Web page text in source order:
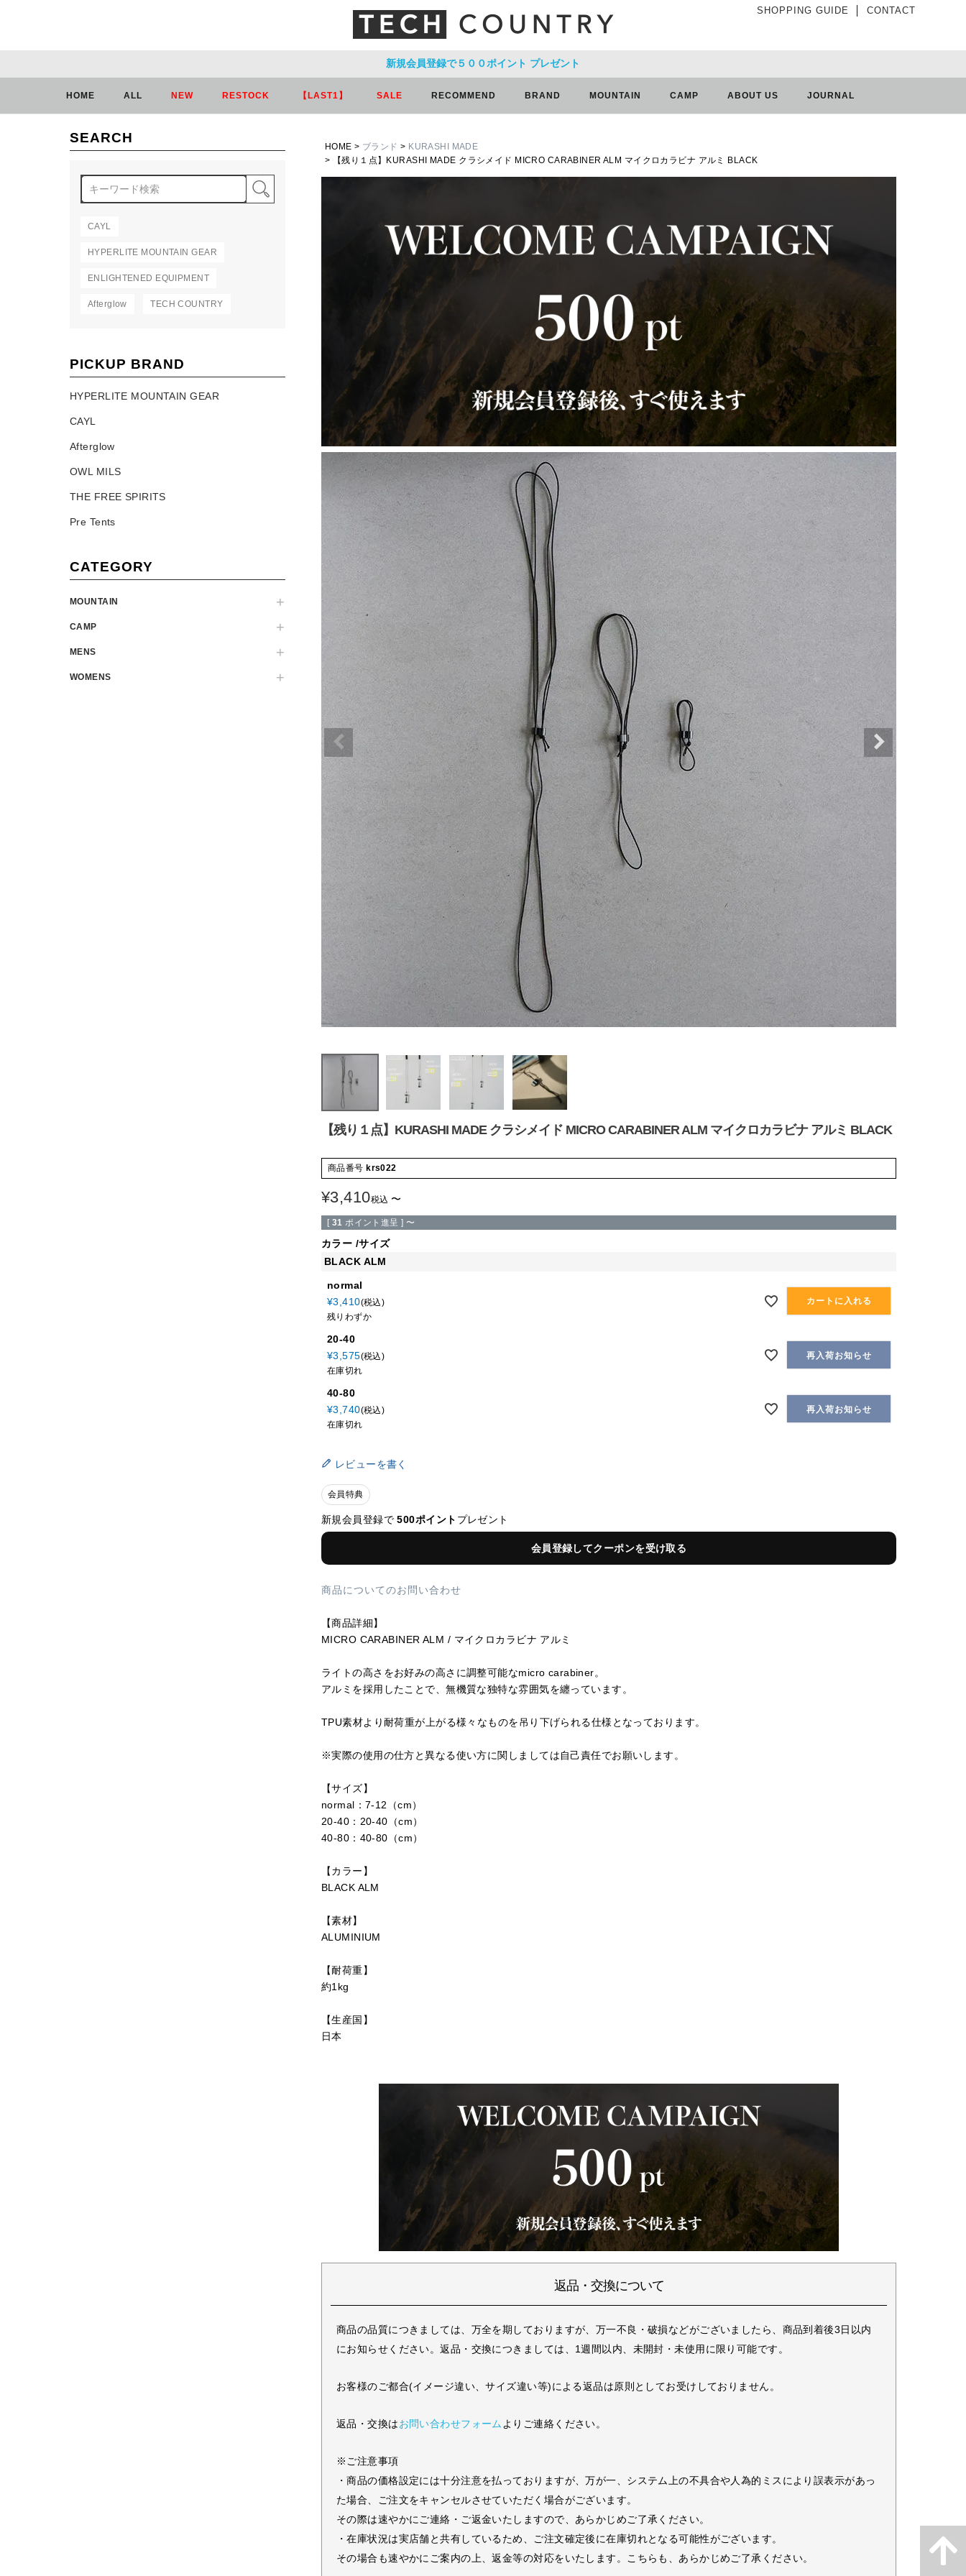
SHOPPING GUIDE CONTACT
新規会員登録で５００ポイント プレゼント
HOME ALL NEW RESTOCK 【LAST1】 SALE RECOMMEND BRAND MOUNTAIN CAMP ABOUT US JOURNAL
SEARCH
CAYL
HYPERLITE MOUNTAIN GEAR
ENLIGHTENED EQUIPMENT
Afterglow TECH COUNTRY
PICKUP BRAND
HYPERLITE MOUNTAIN GEAR
CAYL
Afterglow
OWL MILS
THE FREE SPIRITS
Pre Tents
CATEGORY
MOUNTAIN
CAMP
MENS
WOMENS
HOME ブランド
KURASHI MADE
【残り１点】KURASHI MADE クラシメイド MICRO CARABINER ALM マイクロカラビナ アルミ BLACK
【残り１点】KURASHI MADE クラシメイド MICRO CARABINER ALM マイクロカラビナ アルミ BLACK
商品番号 krs022
¥3,410税込 〜
[ 31 ポイント進呈 ] 〜
カラー サイズ
BLACK ALM
normal
¥3,410 税込
残りわずか
カートに入れる
20-40
¥3,575 税込
在庫切れ
再入荷お知らせ
40-80
¥3,740 税込
在庫切れ
再入荷お知らせ
レビューを書く
会員特典
新規会員登録で500ポイント プレゼント
会員登録してクーポンを受け取る
商品についてのお問い合わせ
【商品詳細】
MICRO CARABINER ALM / マイクロカラビナ アルミ
ライトの高さをお好みの高さに調整可能なmicro carabiner。
アルミを採用したことで、無機質な独特な雰囲気を纏っています。
TPU素材より耐荷重が上がる様々なものを吊り下げられる仕様となっております。
※実際の使用の仕方と異なる使い方に関しましては自己責任でお願いします。
【サイズ】
normal：7-12（cm）
20-40：20-40（cm）
40-80：40-80（cm）
【カラー】
BLACK ALM
【素材】
ALUMINIUM
【耐荷重】
約1kg
【生産国】
日本
返品・交換について
商品の品質につきましては、万全を期しておりますが、万一不良・破損などがございましたら、商品到着後3日以内
にお知らせください。返品・交換につきましては、1週間以内、未開封・未使用に限り可能です。
お客様のご都合(イメージ違い、サイズ違い等)による返品は原則としてお受けしておりません。
返品・交換はお問い合わせフォームよりご連絡ください。
※ご注意事項
・商品の価格設定には十分注意を払っておりますが、万が一、システム上の不具合や人為的ミスにより誤表示があっ
た場合、ご注文をキャンセルさせていただく場合がございます。
その際は速やかにご連絡・ご返金いたしますので、あらかじめご了承ください。
・在庫状況は実店舗と共有しているため、ご注文確定後に在庫切れとなる可能性がございます。
その場合も速やかにご案内の上、返金等の対応をいたします。こちらも、あらかじめご了承ください。